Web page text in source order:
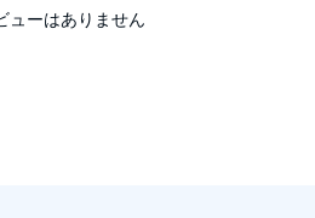
ューはありません